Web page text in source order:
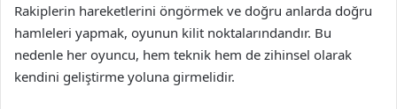
Rakiplerin hareketlerini öngörmek ve doğru anlarda doğru
hamleleri yapmak, oyunun kilit noktalarındandır. Bu
nedenle her oyuncu, hem teknik hem de zihinsel olarak
kendini geliştirme yoluna girmelidir.